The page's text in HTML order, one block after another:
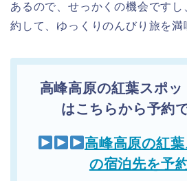
あるので、せっかくの機会です
約して、ゆっくりのんびり旅を満
高峰高原の紅葉スポッ
はこちらから予約
高峰高原の紅
の宿泊先を予